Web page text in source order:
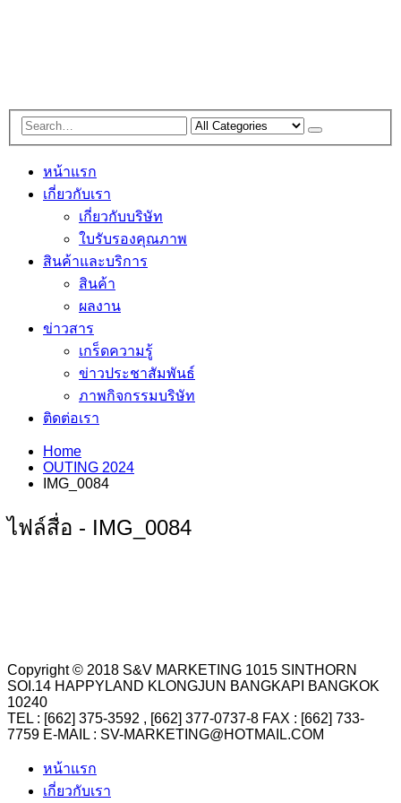
หน้าแรก
เกี่ยวกับเรา
เกี่ยวกับบริษัท
ใบรับรองคุณภาพ
สินค้าและบริการ
สินค้า
ผลงาน
ข่าวสาร
เกร็ดความรู้
ข่าวประชาสัมพันธ์
ภาพกิจกรรมบริษัท
ติดต่อเรา
Home
OUTING 2024
IMG_0084
ไฟล์สื่อ - IMG_0084
Copyright © 2018 S&V MARKETING 1015 SINTHORN
SOI.14 HAPPYLAND KLONGJUN BANGKAPI BANGKOK
10240
TEL : [662] 375-3592 , [662] 377-0737-8 FAX : [662] 733-
7759 E-MAIL : SV-MARKETING@HOTMAIL.COM
หน้าแรก
เกี่ยวกับเรา